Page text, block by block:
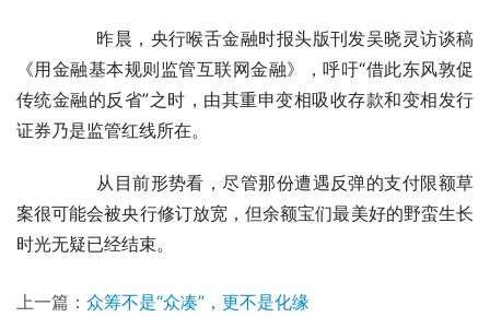
《用金融基本规则监管互联网金融》，呼吁“借此东风敦促
传统金融的反省”之时，由其重申变相吸收存款和变相发行
证券乃是监管红线所在。
案很可能会被央行修订放宽，但余额宝们最美好的野蛮生长
时光无疑已经结束。
上一篇： 众筹不是“众凑”，更不是化缘